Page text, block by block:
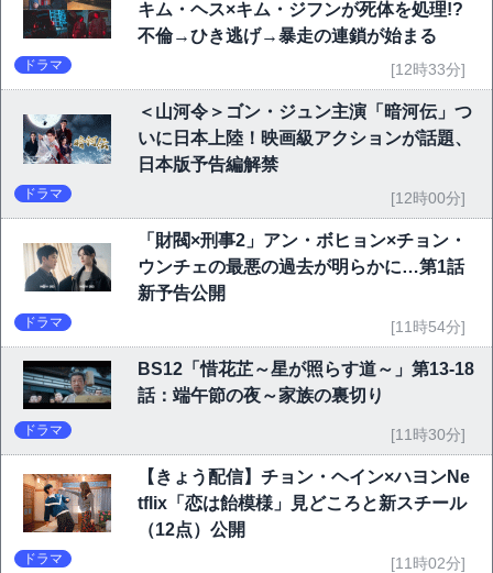
キム・ヘス×キム・ジフンが死体を処理!?
不倫→ひき逃げ→暴走の連鎖が始まる
ドラマ [12時33分]
＜山河令＞ゴン・ジュン主演「暗河伝」つ
いに日本上陸！映画級アクションが話題、
日本版予告編解禁
ドラマ [12時00分]
「財閥×刑事2」アン・ボヒョン×チョン・
ウンチェの最悪の過去が明らかに…第1話
新予告公開
ドラマ [11時54分]
BS12「惜花芷～星が照らす道～」第13-18
話：端午節の夜～家族の裏切り
ドラマ [11時30分]
【きょう配信】チョン・ヘイン×ハヨンNe
tflix「恋は飴模様」見どころと新スチール
（12点）公開
ドラマ [11時02分]